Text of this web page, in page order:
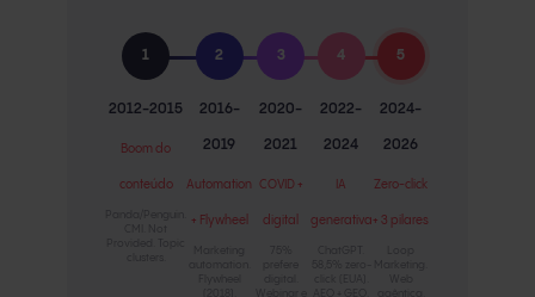
1
2012-2015
Boom do
conteúdo
2
2016-
2019
Automation
+ Flywheel
3
2020-
2021
COVID +
digital
4
2022-
2024
IA
generativa
5
2024-
2026
Zero-click
+ 3 pilares